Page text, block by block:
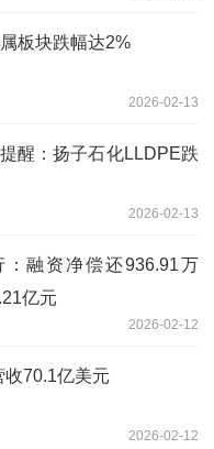
板块跌幅达2%
2026-02-13
醒：扬子石化LLDPE跌
2026-02-13
融资净偿还936.91万
亿元
2026-02-12
收70.1亿美元
2026-02-12